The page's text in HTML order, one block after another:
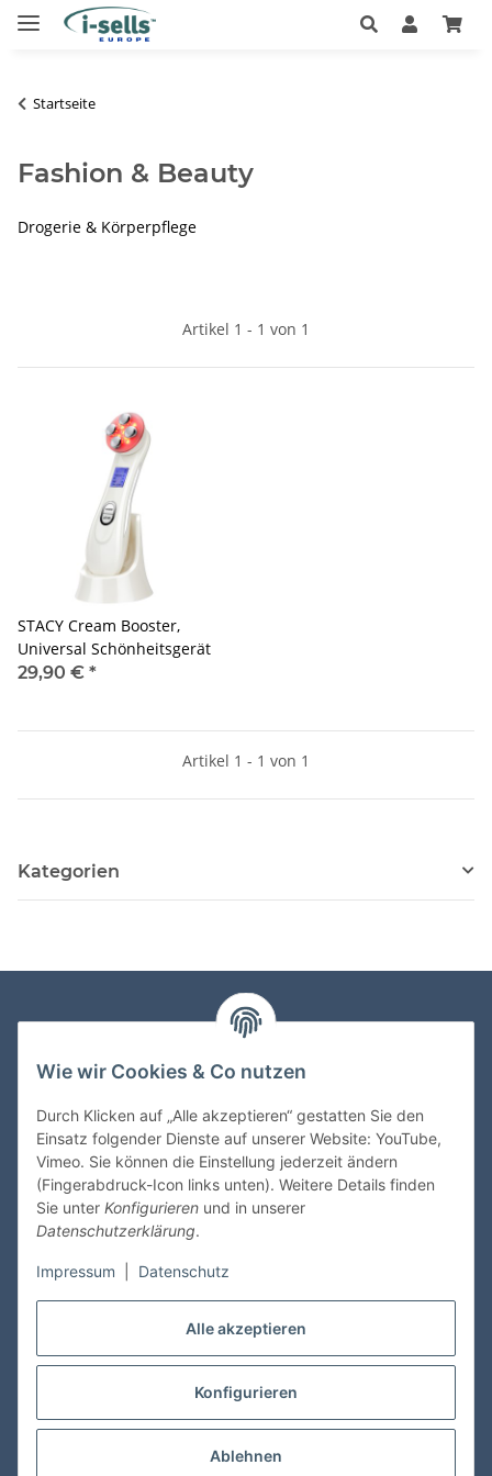
Alle akzeptieren
Konfigurieren
Ablehnen
Wie wir Cookies & Co nutzen
Durch Klicken auf „Alle akzeptieren“ gestatten Sie den
Einsatz folgender Dienste auf unserer Website: YouTube,
Vimeo. Sie können die Einstellung jederzeit ändern
(Fingerabdruck-Icon links unten). Weitere Details finden
Sie unter Konfigurieren und in unserer
Datenschutzerklärung.
Impressum Datenschutz
Startseite
Fashion & Beauty
Drogerie & Körperpflege
Artikel 1 - 1 von 1
STACY Cream Booster,
Universal Schönheitsgerät
29,90 € *
Artikel 1 - 1 von 1
Kategorien
Gesetzliche Informationen
Zahlungsmöglichkeiten
Versandinformationen
Vertrag widerrufen
* Alle Preise inkl. gesetzlicher USt., zzgl.Versand